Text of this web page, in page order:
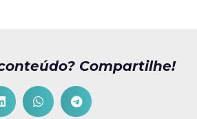
Compartilhe!